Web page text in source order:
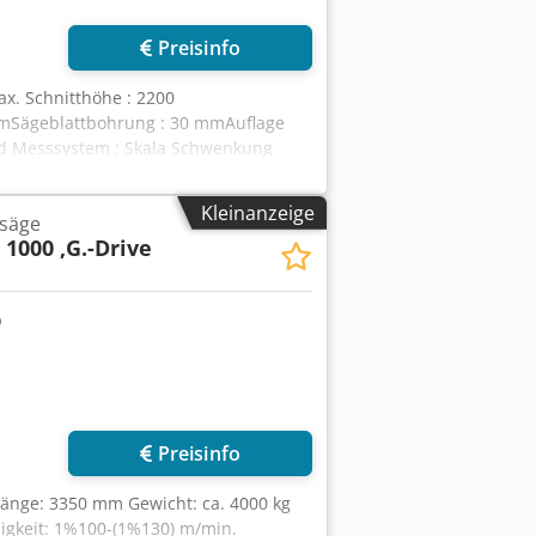
Preisinfo
Schnitthöhe : 2200
: 30 mmAuflage
: Skala Schwenkung
x 1300 x 2900 mmMotorleistung
Kleinanzeige
,G.-Drive
Preisinfo
3350 mm Gewicht: ca. 4000 kg
1%100-(1%130) m/min.